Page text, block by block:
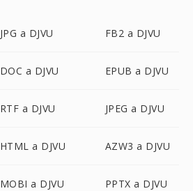
JPG a DJVU FB2 a DJVU
DOC a DJVU EPUB a DJVU
RTF a DJVU JPEG a DJVU
HTML a DJVU AZW3 a DJVU
MOBI a DJVU PPTX a DJVU